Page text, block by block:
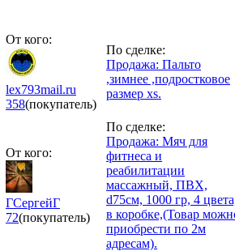
От кого:
lex793mail.ru
358(покупатель)
По сделке:
Продажа: Пальто
,зимнее ,подростковое
размер xs.
От кого:
ГСергейГ
72(покупатель)
По сделке:
Продажа: Мяч для
фитнеса и
реабилитации
массажный, ПВХ,
d75см, 1000 гр, 4
в коробке,(Товар
приобрести по 2м
адресам).